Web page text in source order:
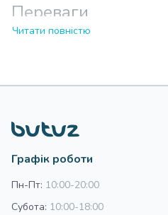
Переваги
Довжина спуску – 90 см
Компактно складається для
Поверхня стійка до дії
вигоряє)
Розмір (ДхШхВ): 125х50х75
Читати повністю
Графік роботи
Пн-Пт: 10:00-20:00
Субота: 10:00-18:00